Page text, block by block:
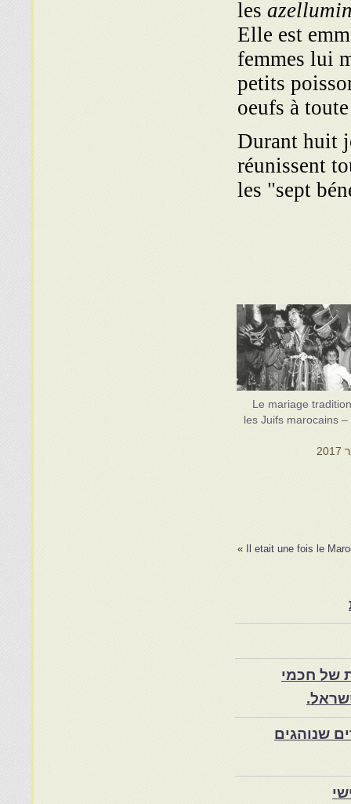
les
Elle est
femmes lui
petits
oeufs à
Durant huit
réunissent
les "sept
Le mariage
les Juifs marocains
Il etait une fois le
»
של חכמי
שנוהגים